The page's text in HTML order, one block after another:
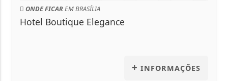
ONDE FICAREM BRASÍLIA
Hotel Boutique Elegance
+ INFORMAÇÕES